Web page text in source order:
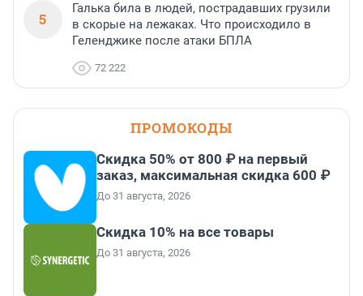
5
Галька била в людей, пострадавших грузили
в скорые на лежаках. Что происходило в
Геленджике после атаки БПЛА
72 222
ПРОМОКОДЫ
Скидка 50% от 800 ₽ на первый
заказ, максимальная скидка 600 ₽
До 31 августа, 2026
Скидка 10% на все товары
До 31 августа, 2026